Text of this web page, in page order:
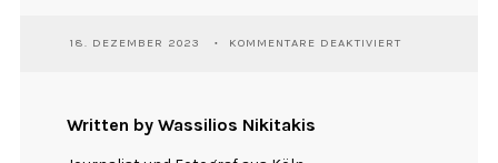
18. DEZEMBER 2023 KOMMENTARE DEAKTIVIERTFÜR
Written by Wassilios Nikitakis